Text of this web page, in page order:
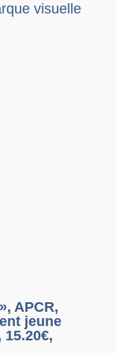
visuelle
APCR,
jeune